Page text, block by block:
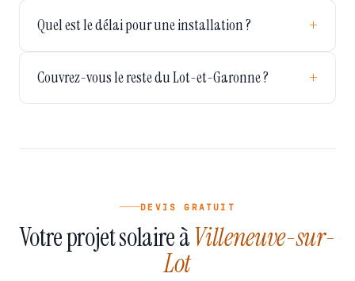
Quel est le délai pour une installation ?
Couvrez-vous le reste du Lot-et-Garonne ?
DEVIS GRATUIT
Votre projet solaire àVilleneuve-sur-
Lot